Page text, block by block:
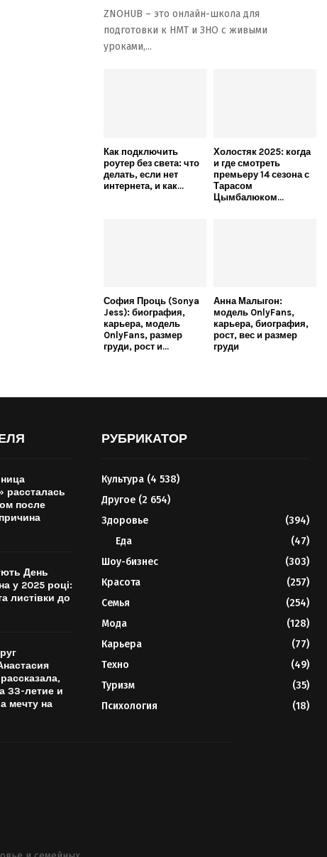
ZNOHUB – это онлайн-школа для
подготовки к НМТ и ЗНО с живыми
уроками,...
Как подключить
роутер без света: что
делать, если нет
интернета, и как...
Холостяк 2025: когда
и где смотреть
премьеру 14 сезона с
Тарасом
Цымбалюком...
София Проць (Sonya
Jess): биография,
карьера, модель
OnlyFans, размер
груди, рост и...
Анна Малыгон:
модель OnlyFans,
карьера, биография,
рост, вес и размер
груди
рассталась
после
День
у 2025 році:
листівки до
33-летие и
мечту на
РУБРИКАТОР
Культура(4 538)
Другое(2 654)
Здоровье
(394)
Еда
(47)
Шоу-бизнес
(303)
Красота
(257)
Семья
(254)
Мода
(128)
Карьера
(77)
Техно
(49)
Туризм
(35)
Психология
(18)